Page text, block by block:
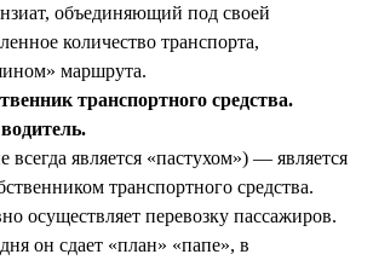
объединяющий под своей
количество транспорта,
маршрута.
транспортного средства.
всегда является «пастухом») — является
транспортного средства.
осуществляет перевозку пассажиров.
он сдает «план» «папе», в